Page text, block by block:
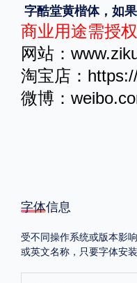
格式
.TTF .OTF
地区
字体新闻 字体文章
字酷堂黄楷体， 如
商业用途需授权
网站：
淘宝店：
微博：
字体信息
受不同操作系统或版本影
或英文名称，只要字体安